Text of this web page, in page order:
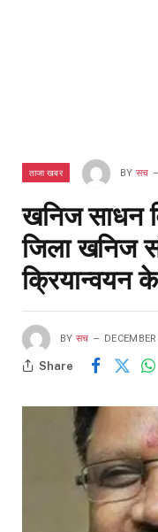
ताजा खबर BY सच
खनिज साधन
जिला खनिज
क्रियान्वयन
BY सच
Share